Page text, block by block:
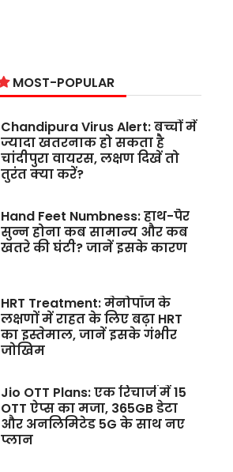
MOST-POPULAR
Chandipura Virus Alert: बच्चों में
ज्यादा खतरनाक हो सकता है
चांदीपुरा वायरस, लक्षण दिखें तो
तुरंत क्या करें?
Hand Feet Numbness: हाथ-पैर
सुन्न होना कब सामान्य और कब
खतरे की घंटी? जानें इसके कारण
HRT Treatment: मेनोपॉज के
लक्षणों में राहत के लिए बढ़ा HRT
का इस्तेमाल, जानें इसके गंभीर
जोखिम
Jio OTT Plans: एक रिचार्ज में 15
OTT ऐप्स का मजा, 365GB डेटा
और अनलिमिटेड 5G के साथ नए
प्लान